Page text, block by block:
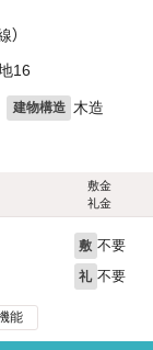
）
16
建物構造 木造
敷金
礼金
敷 不要
礼 不要
能